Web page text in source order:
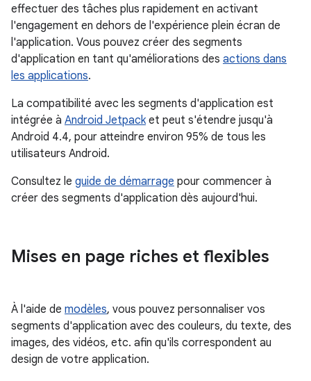
effectuer des tâches plus rapidement en activant
l'engagement en dehors de l'expérience plein écran de
l'application. Vous pouvez créer des segments
d'application en tant qu'améliorations des actions dans
les applications.
La compatibilité avec les segments d'application est
intégrée à Android Jetpacket peut s'étendre jusqu'à
Android 4.4, pour atteindre environ 95% de tous les
utilisateurs Android.
Consultez le guide de démarrage pour commencer à
créer des segments d'application dès aujourd'hui.
Mises en page riches et flexibles
À l'aide de modèles, vous pouvez personnaliser vos
segments d'application avec des couleurs, du texte, des
images, des vidéos, etc. afin qu'ils correspondent au
design de votre application.